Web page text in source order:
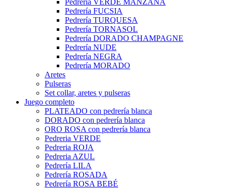
Pedrería VERDE MANZANA
Pedrería FUCSIA
Pedrería TURQUESA
Pedrería TORNASOL
Pedrería DORADO CHAMPAGNE
Pedrería NUDE
Pedrería NEGRA
Pedrería MORADO
Aretes
Pulseras
Set collar, aretes y pulseras
Juego completo
PLATEADO con pedrería blanca
DORADO con pedrería blanca
ORO ROSA con pedrería blanca
Pedreria VERDE
Pedreria ROJA
Pedreria AZUL
Pedrería LILA
Pedrería ROSADA
Pedrería ROSA BEBÉ